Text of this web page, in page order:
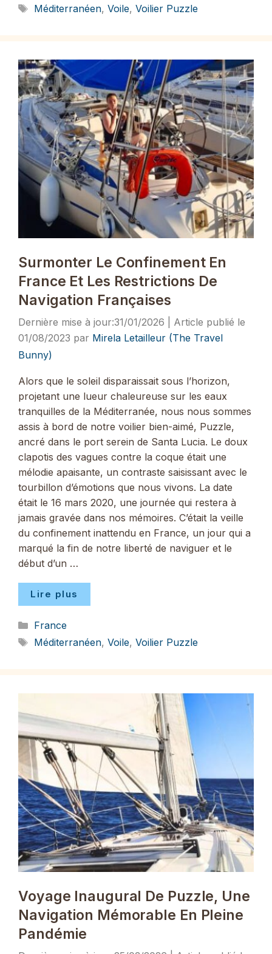
Étiquettes
Méditerranéen, Voile, Voilier Puzzle
Surmonter Le Confinement En
France Et Les Restrictions De
Navigation Françaises
31/01/2026
01/08/2023 par Mirela Letailleur (The Travel
Bunny)
Alors que le soleil disparaissait sous l’horizon,
projetant une lueur chaleureuse sur les eaux
tranquilles de la Méditerranée, nous nous sommes
assis à bord de notre voilier bien-aimé, Puzzle,
ancré dans le port serein de Santa Lucia. Le doux
clapotis des vagues contre la coque était une
mélodie apaisante, un contraste saisissant avec le
tourbillon d’émotions que nous vivons. La date
était le 16 mars 2020, une journée qui restera à
jamais gravée dans nos mémoires. C’était la veille
du confinement inattendu en France, un jour qui a
marqué la fin de notre liberté de naviguer et le
début d’un …
Lire plus
Catégories
France
Étiquettes
Méditerranéen, Voile, Voilier Puzzle
Voyage Inaugural De Puzzle, Une
Navigation Mémorable En Pleine
Pandémie